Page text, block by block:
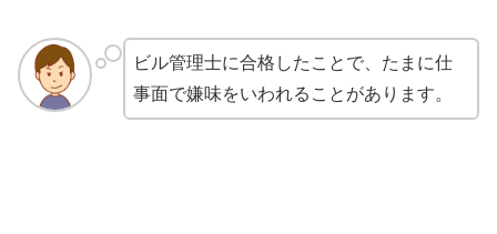
ビル管理士に合格したことで、たまに仕
事面で嫌味をいわれることがあります。